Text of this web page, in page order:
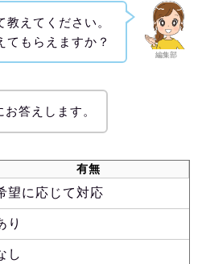
編集部
えてください。
てもらえますか？
答えします。
有無
望に応じて対応
り
し